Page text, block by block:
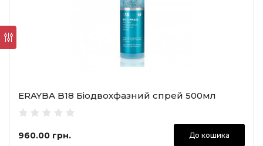
ERAYBA B18 Біодвохфазний спрей 500мл
960.00 грн. До кошика